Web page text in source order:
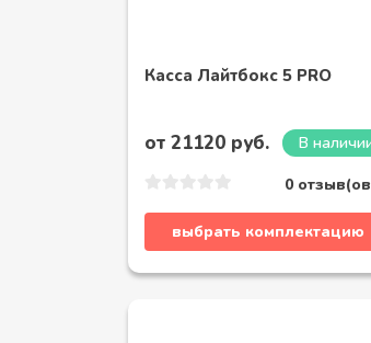
Касса Лайтбокс 5 PRO
от 21120 руб.
В
0
выбрать комплектацию